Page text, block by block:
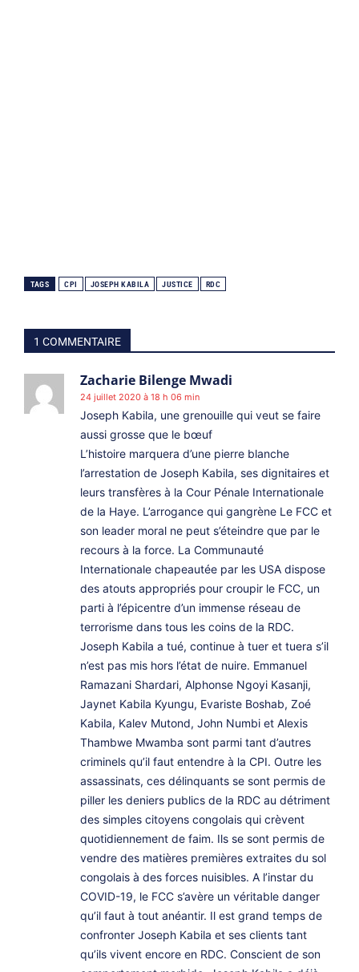
TAGS CPI JOSEPH KABILA JUSTICE RDC
1 COMMENTAIRE
Zacharie Bilenge Mwadi
24 juillet 2020 à 18 h 06 min
Joseph Kabila, une grenouille qui veut se faire
aussi grosse que le bœuf
L’histoire marquera d’une pierre blanche
l’arrestation de Joseph Kabila, ses dignitaires et
leurs transfères à la Cour Pénale Internationale
de la Haye. L’arrogance qui gangrène Le FCC et
son leader moral ne peut s’éteindre que par le
recours à la force. La Communauté
Internationale chapeautée par les USA dispose
des atouts appropriés pour croupir le FCC, un
parti à l’épicentre d’un immense réseau de
terrorisme dans tous les coins de la RDC.
Joseph Kabila a tué, continue à tuer et tuera s’il
n’est pas mis hors l’état de nuire. Emmanuel
Ramazani Shardari, Alphonse Ngoyi Kasanji,
Jaynet Kabila Kyungu, Evariste Boshab, Zoé
Kabila, Kalev Mutond, John Numbi et Alexis
Thambwe Mwamba sont parmi tant d’autres
criminels qu’il faut entendre à la CPI. Outre les
assassinats, ces délinquants se sont permis de
piller les deniers publics de la RDC au détriment
des simples citoyens congolais qui crèvent
quotidiennement de faim. Ils se sont permis de
vendre des matières premières extraites du sol
congolais à des forces nuisibles. A l’instar du
COVID-19, le FCC s’avère un véritable danger
qu’il faut à tout anéantir. Il est grand temps de
confronter Joseph Kabila et ses clients tant
qu’ils vivent encore en RDC. Conscient de son